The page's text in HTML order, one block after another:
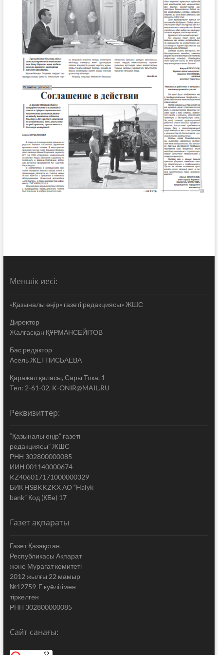
Меншік иесі:
«Қазыналы өңір» газеті редакциясы» ЖШС
Директор
Жалғасқан ҚҰРМАНСЕЙІТОВ
Бас редактор
Асель ЖЕТПИСБАЕВА
Қаражал қаласы, Сары Тока, 1
Тел: 2-61-02, K-ONIR@MAIL.RU
Реквизиттер:
“Қазыналы өңір” газеті
редакциясы” ЖШС
РНН 302800000085
ИИН 001140000674
KZ406017171000000329
БИК HSBKKZKX АО “Halyk
bank” Код (КБе) 17
Газет ақпараты
Газет Қазақстан
Республикасы Ақпарат
жəне Мұрағат комитеті
2012 жылғы 22 мамыр
№12759-Г куəлігімен
тіркелген
РНН 302800000085
Сайт санағы: